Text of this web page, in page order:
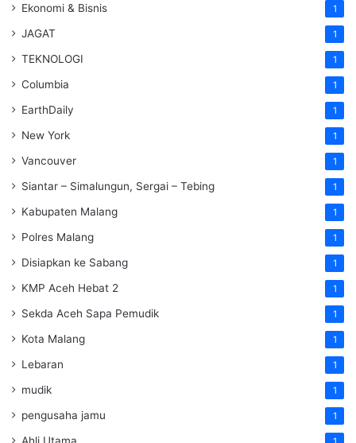
Ekonomi & Bisnis 1
JAGAT 1
TEKNOLOGI 1
Columbia 1
EarthDaily 1
New York 1
Vancouver 1
Siantar – Simalungun, Sergai – Tebing 1
Kabupaten Malang 1
Polres Malang 1
Disiapkan ke Sabang 1
KMP Aceh Hebat 2 1
Sekda Aceh Sapa Pemudik 1
Kota Malang 1
Lebaran 1
mudik 1
pengusaha jamu 1